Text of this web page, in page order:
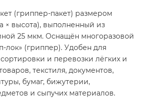
(гриппер-пакет) размером
× высота), выполненный из
25 мкм. Оснащён многоразовой
лок» (гриппер). Удобен для
и перевозки лёгких и
текстиля, документов,
бумаг, бижутерии,
и сыпучих материалов.